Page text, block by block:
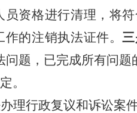
资格进行清理， 将
作的注销执法证件。
问题 ， 已完成所有问题
。
理行政复议和诉讼案